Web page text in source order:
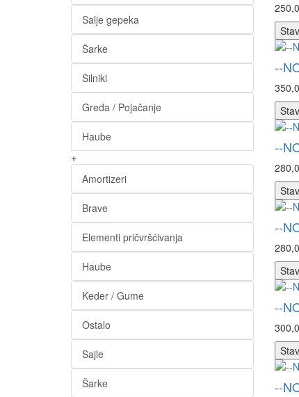
Salje gepeka
Šarke
Silniki
Greda / Pojačanje
Haube
+
Amortizeri
Brave
Elementi pričvršćivanja
Haube
Keder / Gume
Ostalo
Sajle
Šarke
--
--
--
--
--